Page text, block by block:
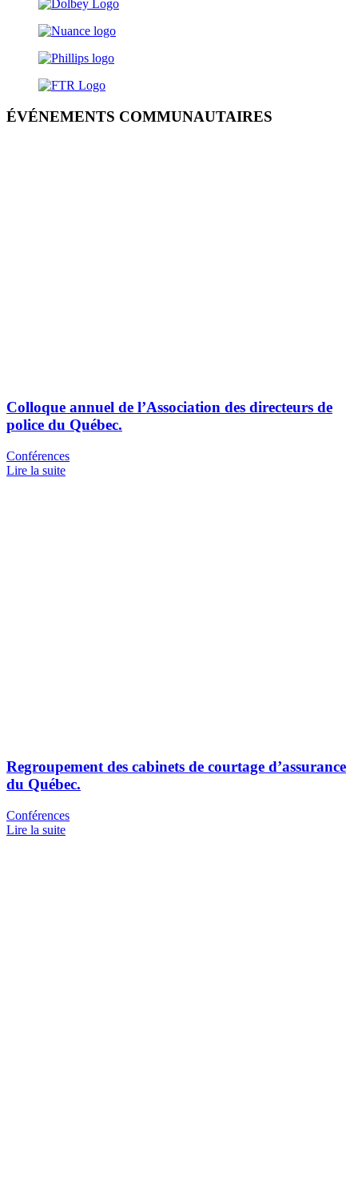
ÉVÉNEMENTS COMMUNAUTAIRES
Colloque annuel de l’Association des directeurs de
police du Québec.
Conférences
Lire la suite
Regroupement des cabinets de courtage d’assurance
du Québec.
Conférences
Lire la suite